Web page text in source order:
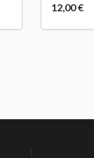
12,00 €